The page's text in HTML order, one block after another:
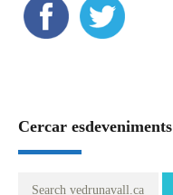
Cercar esdeveniments